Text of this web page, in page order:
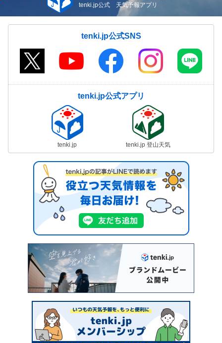
tenki.jp公式 天気予報アプリ
tenki.jp公式SNS
tenki.jp公式アプリ
tenki.jp tenki.jp 登山天気